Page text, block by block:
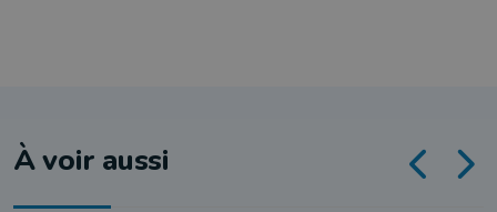
À voir aussi